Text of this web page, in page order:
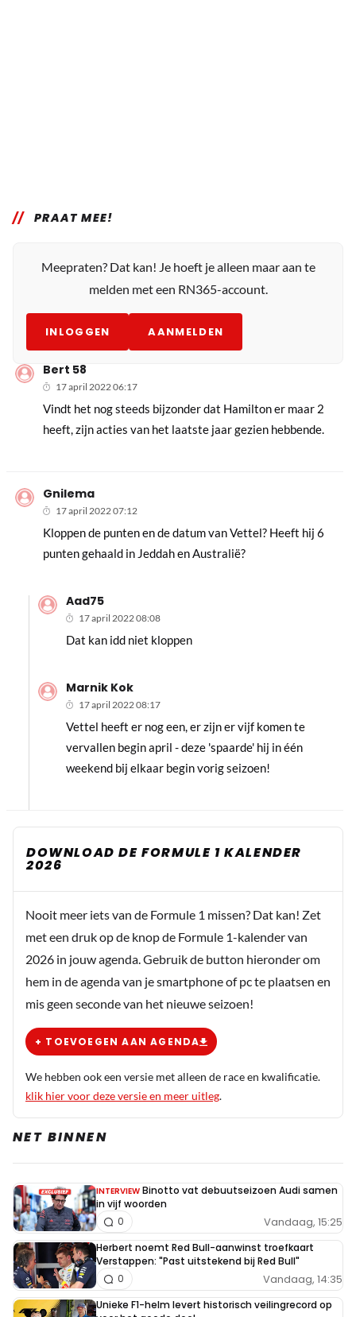
PRAAT MEE!
Meepraten? Dat kan! Je hoeft je alleen maar aan te
melden met een RN365-account.
INLOGGEN AANMELDEN
Bert 58
17 april 2022 06:17
Vindt het nog steeds bijzonder dat Hamilton er maar 2
heeft, zijn acties van het laatste jaar gezien hebbende.
Gnilema
17 april 2022 07:12
Kloppen de punten en de datum van Vettel? Heeft hij 6
punten gehaald in Jeddah en Australië?
Aad75
17 april 2022 08:08
Dat kan idd niet kloppen
Marnik Kok
17 april 2022 08:17
Vettel heeft er nog een, er zijn er vijf komen te
vervallen begin april - deze 'spaarde' hij in één
weekend bij elkaar begin vorig seizoen!
DOWNLOAD DE FORMULE 1 KALENDER
2026
Nooit meer iets van de Formule 1 missen? Dat kan! Zet
met een druk op de knop de Formule 1-kalender van
2026 in jouw agenda. Gebruik de button hieronder om
hem in de agenda van je smartphone of pc te plaatsen en
mis geen seconde van het nieuwe seizoen!
+ TOEVOEGEN AAN AGENDA
We hebben ook een versie met alleen de race en kwalificatie.
klik hier voor deze versie en meer uitleg.
NET BINNEN
INTERVIEW Binotto vat debuutseizoen Audi samen
in vijf woorden
Vandaag, 15:25
0
Herbert noemt Red Bull-aanwinst troefkaart
Verstappen: "Past uitstekend bij Red Bull"
Vandaag, 14:35
0
Unieke F1-helm levert historisch veilingrecord op